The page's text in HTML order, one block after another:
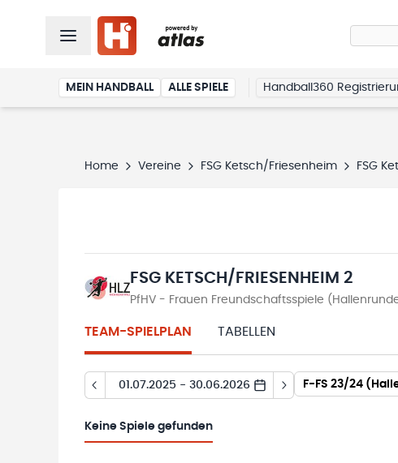
MEIN HANDBALL ALLE SPIELE Handball360
Home Vereine FSG Ketsch/Friesenheim FSG
FSG KETSCH/FRIESENHEIM 2
PfHV - Frauen Freundschaftsspiele
TEAM-SPIELPLAN TABELLEN
01.07.2025 - 30.06.2026 F-FS 23/24
Keine Spiele gefunden